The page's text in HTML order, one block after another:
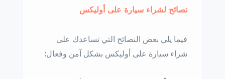
نصائح لشراء سيارة على أوليكس
فيما يلي بعض النصائح التي تساعدك على
شراء سيارة على أوليكس بشكل آمن وفعال: